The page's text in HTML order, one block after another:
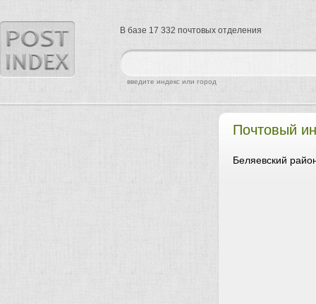
Почтовый
Беляевский
найти
введите индекс или город
В базе 17 332 почтовых отделения